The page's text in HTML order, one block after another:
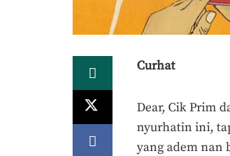
Curhat
Dear, Cik Prim
nyurhatin ini,
yang adem nan